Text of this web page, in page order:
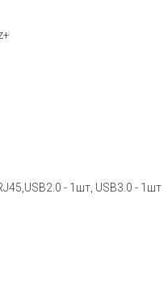
- 1шт, USB3.0 - 1шт